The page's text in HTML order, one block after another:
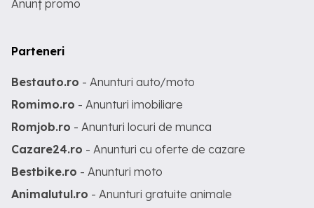
Anunț promo
Parteneri
Bestauto.ro - Anunturi auto/moto
Romimo.ro - Anunturi imobiliare
Romjob.ro - Anunturi locuri de munca
Cazare24.ro - Anunturi cu oferte de cazare
Bestbike.ro - Anunturi moto
Animalutul.ro - Anunturi gratuite animale